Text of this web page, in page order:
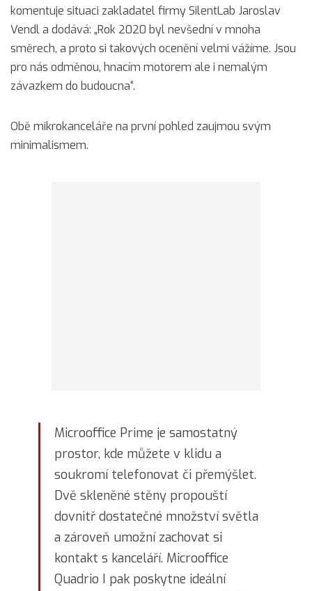
komentuje situaci zakladatel firmy SilentLab Jaroslav
Vendl a dodává: „Rok 2020 byl nevšední v mnoha
směrech, a proto si takových ocenění velmi vážíme. Jsou
pro nás odměnou, hnacím motorem ale i nemalým
závazkem do budoucna“.
Obě mikrokanceláře na první pohled zaujmou svým
minimalismem.
Microoffice Prime je samostatný
prostor, kde můžete v klidu a
soukromí telefonovat či přemýšlet.
Dvě skleněné stěny propouští
dovnitř dostatečné množství světla
a zároveň umožní zachovat si
kontakt s kanceláří. Microoffice
Quadrio I pak poskytne ideální